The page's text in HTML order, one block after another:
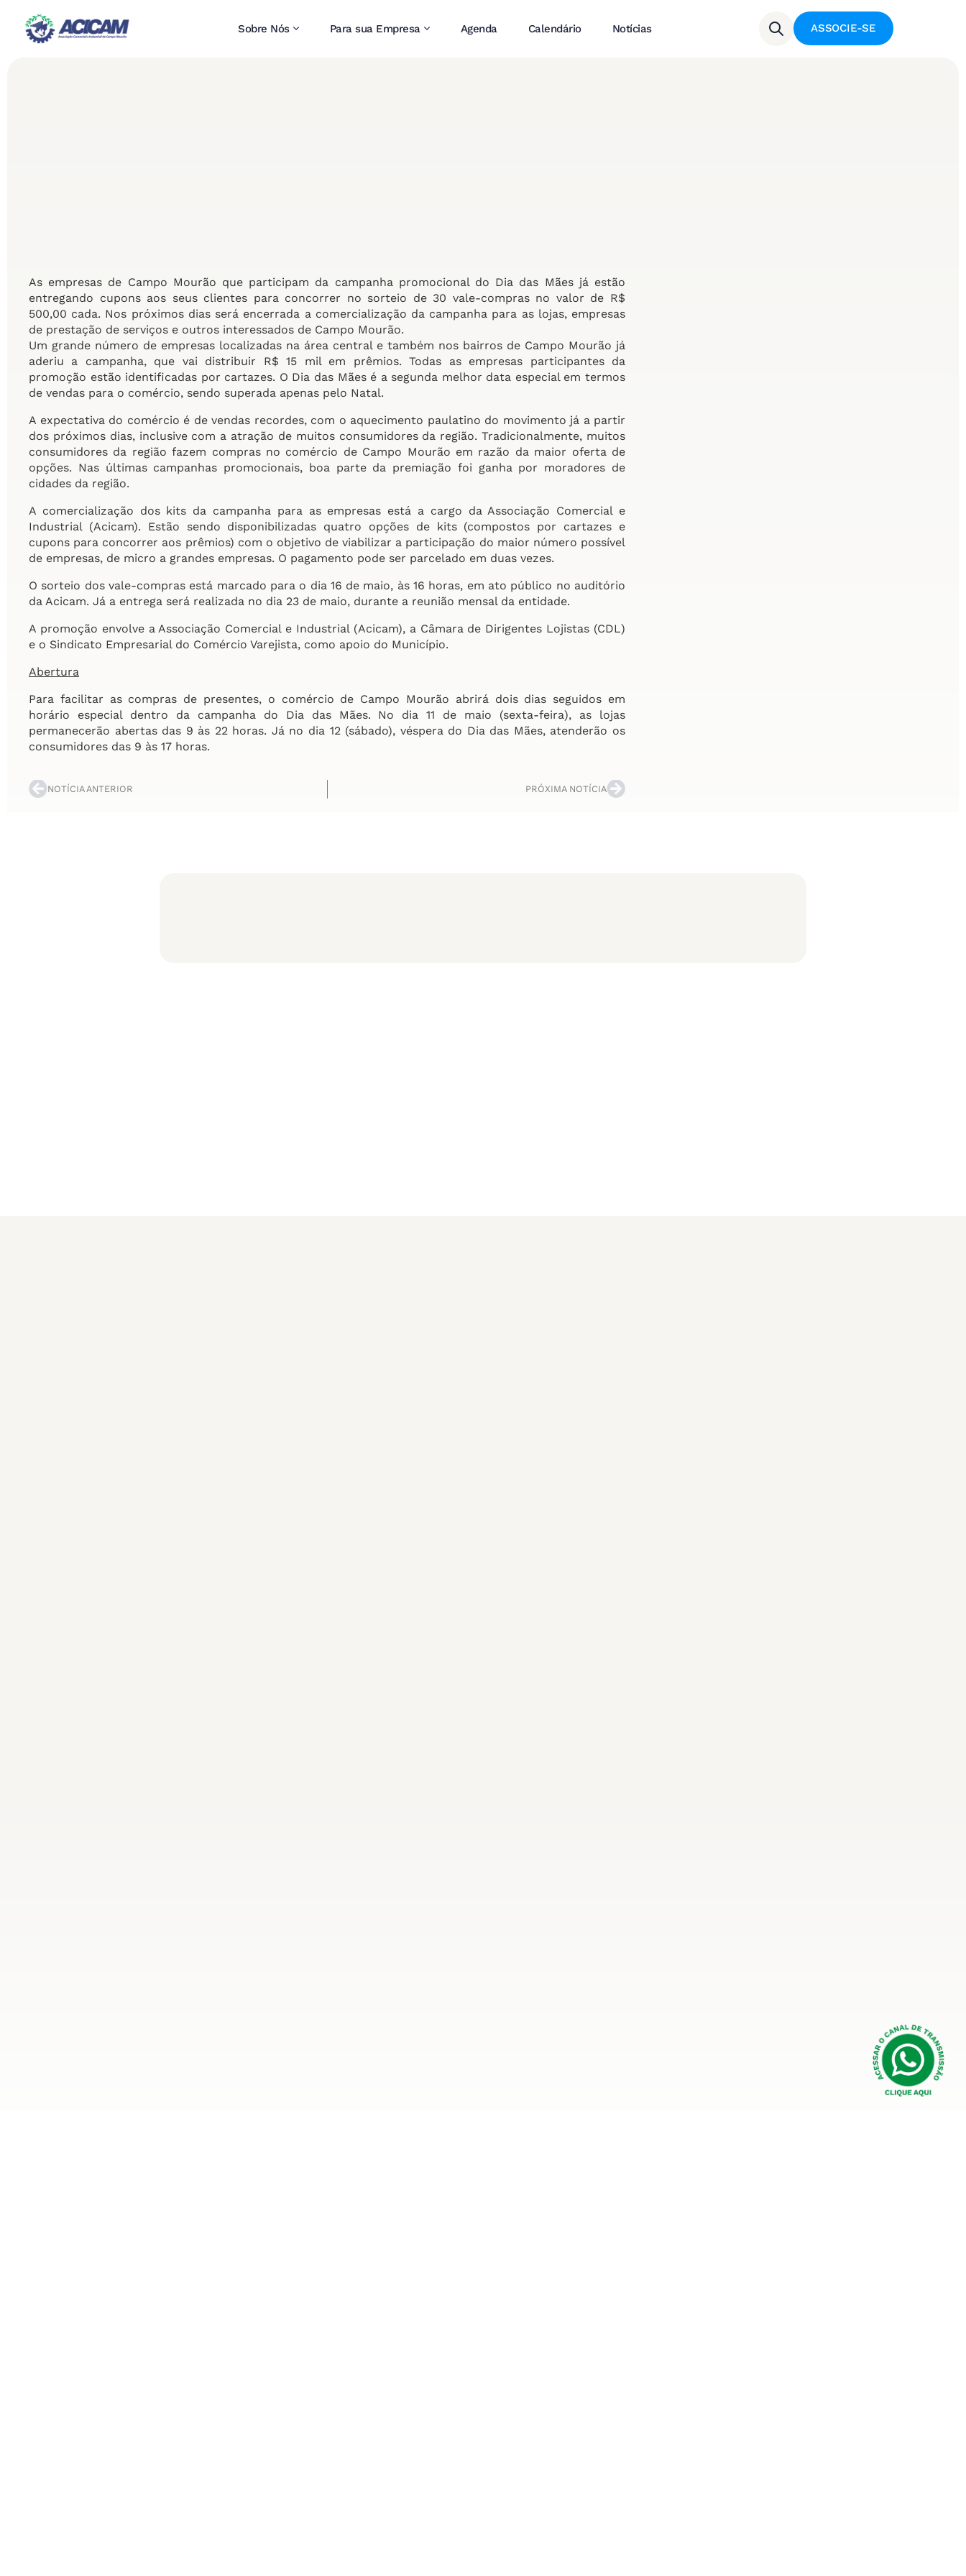
Sobre Nós Para sua Empresa Agenda Calendário Notícias ASSOCIE-SE
As empresas de Campo Mourão que participam da campanha promocional do Dia das Mães já estão
entregando cupons aos seus clientes para concorrer no sorteio de 30 vale-compras no valor de R$
500,00 cada. Nos próximos dias será encerrada a comercialização da campanha para as lojas, empresas
de prestação de serviços e outros interessados de Campo Mourão.
Um grande número de empresas localizadas na área central e também nos bairros de Campo Mourão já
aderiu a campanha, que vai distribuir R$ 15 mil em prêmios. Todas as empresas participantes da
promoção estão identificadas por cartazes. O Dia das Mães é a segunda melhor data especial em termos
de vendas para o comércio, sendo superada apenas pelo Natal.
A expectativa do comércio é de vendas recordes, com o aquecimento paulatino do movimento já a partir
dos próximos dias, inclusive com a atração de muitos consumidores da região. Tradicionalmente, muitos
consumidores da região fazem compras no comércio de Campo Mourão em razão da maior oferta de
opções. Nas últimas campanhas promocionais, boa parte da premiação foi ganha por moradores de
cidades da região.
A comercialização dos kits da campanha para as empresas está a cargo da Associação Comercial e
Industrial (Acicam). Estão sendo disponibilizadas quatro opções de kits (compostos por cartazes e
cupons para concorrer aos prêmios) com o objetivo de viabilizar a participação do maior número possível
de empresas, de micro a grandes empresas. O pagamento pode ser parcelado em duas vezes.
O sorteio dos vale-compras está marcado para o dia 16 de maio, às 16 horas, em ato público no auditório
da Acicam. Já a entrega será realizada no dia 23 de maio, durante a reunião mensal da entidade.
A promoção envolve a Associação Comercial e Industrial (Acicam), a Câmara de Dirigentes Lojistas (CDL)
e o Sindicato Empresarial do Comércio Varejista, como apoio do Município.
Abertura
Para facilitar as compras de presentes, o comércio de Campo Mourão abrirá dois dias seguidos em
horário especial dentro da campanha do Dia das Mães. No dia 11 de maio (sexta-feira), as lojas
permanecerão abertas das 9 às 22 horas. Já no dia 12 (sábado), véspera do Dia das Mães, atenderão os
consumidores das 9 às 17 horas.
NOTÍCIA ANTERIOR PRÓXIMA NOTÍCIA